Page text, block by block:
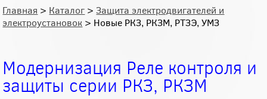
Главная > Каталог >Защита электродвигателей и
электроустановок > Новые РКЗ, РКЗМ, РТЗЭ, УМЗ
Модернизация Реле контроля и
защиты серии РКЗ, РКЗМ